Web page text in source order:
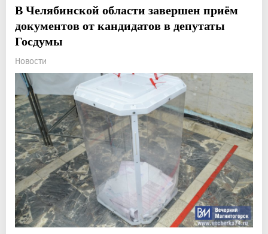
В Челябинской области завершен приём
документов от кандидатов в депутаты
Госдумы
Новости